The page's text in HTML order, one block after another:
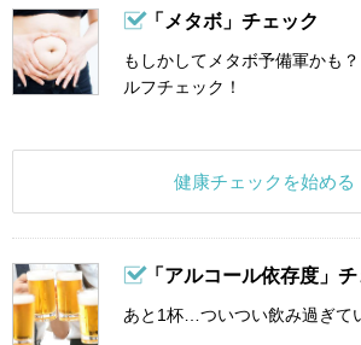
「メタボ」チェック
もしかしてメタボ予備軍かも
ルフチェック！
健康チェックを始める
「アルコール依存度」チ
あと1杯…ついつい飲み過ぎて